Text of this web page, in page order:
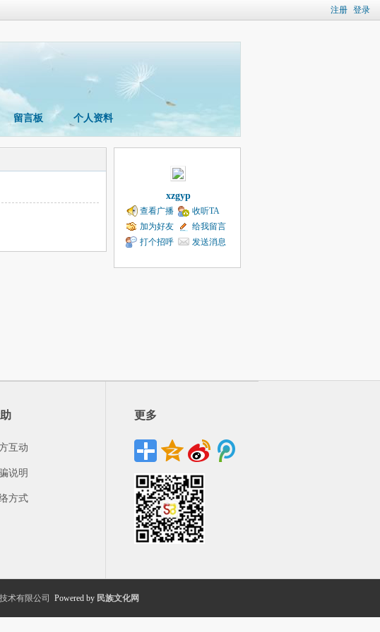
注册 登录
留言板 个人资料
xzgyp
查看广播
收听TA
加为好友
给我留言
打个招呼
发送消息
互动
说明
方式
更多
术有限公司 Powered by 民族文化网